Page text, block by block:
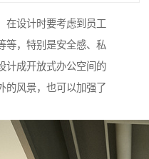
在设计时要考虑到员工
等，特别是安全感、私
计成开放式办公空间的
的风景，也可以加强了